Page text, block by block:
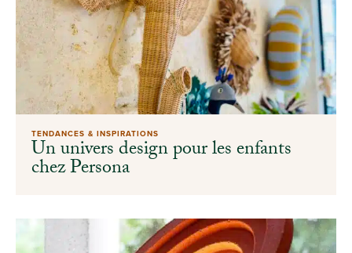
TENDANCES & INSPIRATIONS
Un univers design pour les enfants
chez Persona